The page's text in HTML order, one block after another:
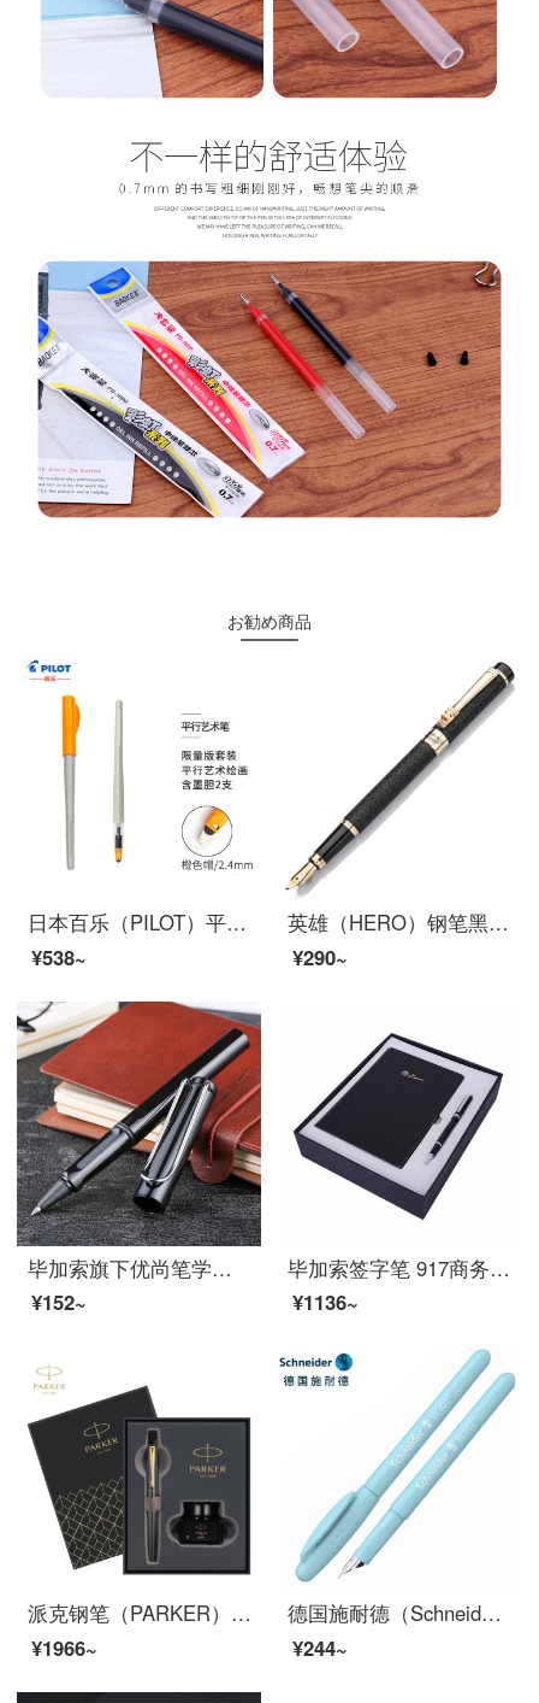
お勧め商品
日本百乐（PILOT）平行钢笔 美术美工艺术笔鸭嘴笔 艺术字体英文书法钢笔套装 2.4mm FP3-24-SS限量版
¥538~
英雄（HERO）钢笔黑绒砂铱金钢笔美工笔明尖 6006
¥290~
毕加索旗下优尚笔学生用书写商务男士女士签字笔签字笔0.5mm钢笔式笔送礼个性签名笔 亮黑色
¥152~
毕加索签字笔 917商务办公签名笔礼盒装男女士礼品金属水笔0.5定制 709纯黑银夹宝珠笔+记事本礼盒套装
¥1136~
派克钢笔（PARKER）派克威雅XL墨水礼盒 签字笔商务送礼 学生钢笔练字 生日礼物 礼品笔免费刻字 威雅XL经典黑金夹墨水笔+礼盒
¥1966~
德国施耐德（Schneider）钢笔BK402+马卡龙男女学生用练字彩杆EF尖签字笔进口墨水笔土耳其蓝
¥244~